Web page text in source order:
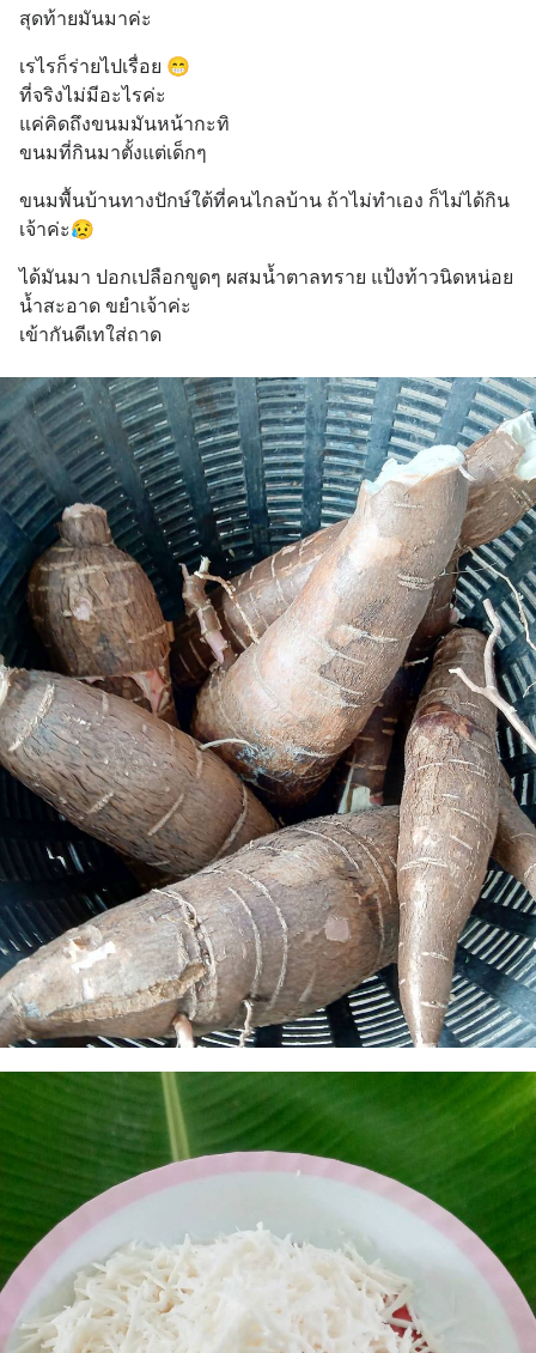
สุดท้ายมันมาค่ะ
เรไรก็ร่ายไปเรื่อย 😁
ที่จริงไม่มีอะไรค่ะ
แค่คิดถึงขนมมันหน้ากะทิ
ขนมที่กินมาตั้งแต่เด็กๆ
ขนมพื้นบ้านทางปักษ์ใต้ที่คนไกลบ้าน ถ้าไม่ทำเอง ก็ไม่ได้กิน
เจ้าค่ะ😥
ได้มันมา ปอกเปลือกขูดๆ ผสมน้ำตาลทราย แป้งท้าวนิดหน่อย
น้ำสะอาด ขยำเจ้าค่ะ
เข้ากันดีเทใส่ถาด